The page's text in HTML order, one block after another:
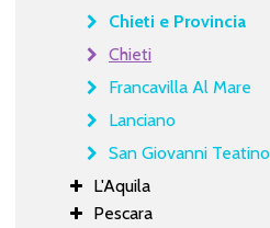
Chieti e Provincia
Chieti
Francavilla Al Mare
Lanciano
San Giovanni Teatino
L'Aquila
Pescara